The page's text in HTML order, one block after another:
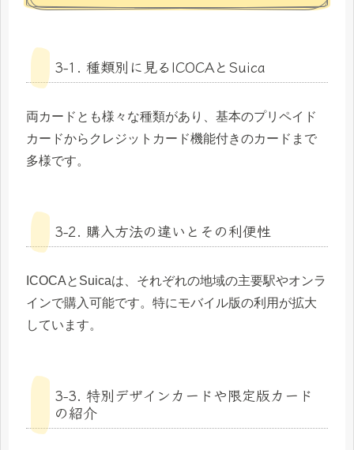
3-1. 種類別に見るICOCAとSuica
両カードとも様々な種類があり、基本のプリペイド
カードからクレジットカード機能付きのカードまで
多様です。
3-2. 購入方法の違いとその利便性
ICOCAとSuicaは、それぞれの地域の主要駅やオンラ
インで購入可能です。特にモバイル版の利用が拡大
しています。
3-3. 特別デザインカードや限定版カード
の紹介